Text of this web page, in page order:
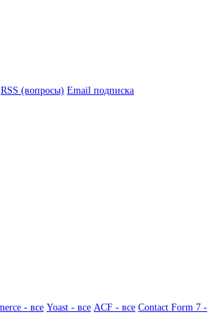
RSS (вопросы) Email подписка
- все Yoast - все ACF - все Contact Form 7 -